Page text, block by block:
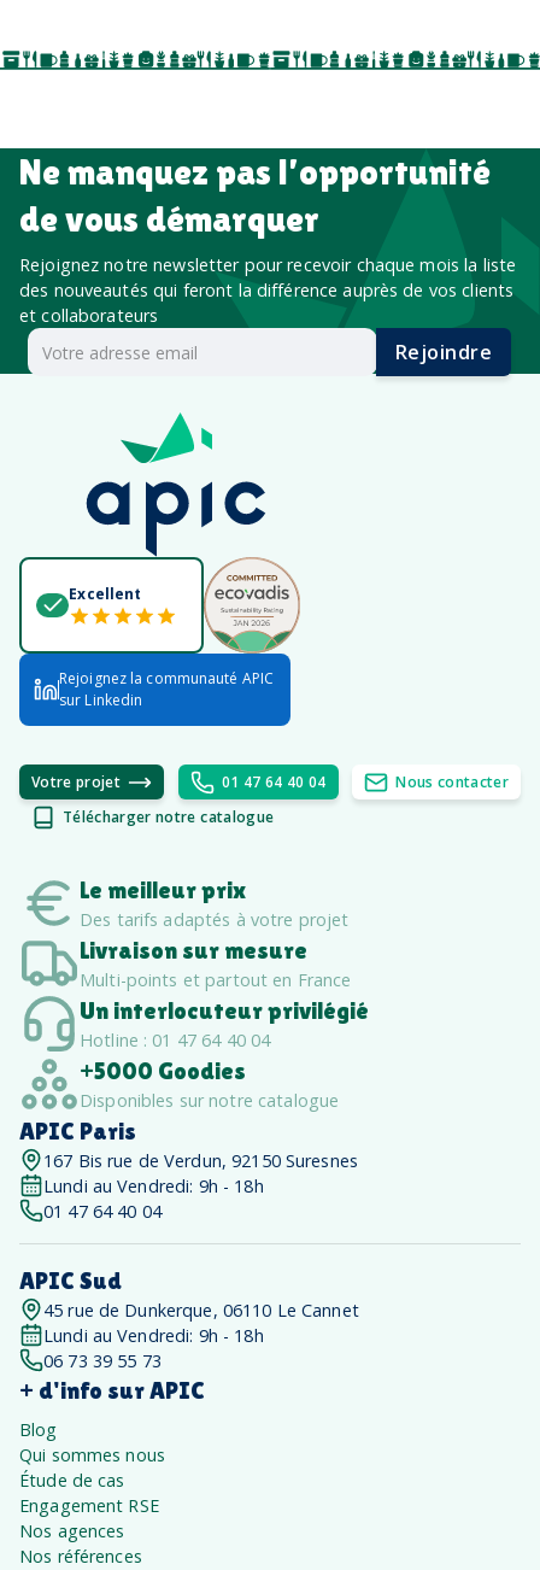
salon professionnel
Ne manquez pas l’opportunité
de vous démarquer
Rejoignez notre newsletter pour recevoir chaque mois la liste
des nouveautés qui feront la différence auprès de vos clients
et collaborateurs
Rejoindre
Excellent
Rejoignez la communauté APIC
sur Linkedin
Votre projet 01 47 64 40 04
Nous contacter
Télécharger notre catalogue
Le meilleur prix
Des tarifs adaptés à votre projet
Livraison sur mesure
Multi-points et partout en France
Un interlocuteur privilégié
Hotline : 01 47 64 40 04
+5000 Goodies
Disponibles sur notre catalogue
APIC Paris
167 Bis rue de Verdun, 92150 Suresnes
Lundi au Vendredi: 9h - 18h
01 47 64 40 04
APIC Sud
45 rue de Dunkerque, 06110 Le Cannet
Lundi au Vendredi: 9h - 18h
06 73 39 55 73
+ d'info sur APIC
Blog
Qui sommes nous
Étude de cas
Engagement RSE
Nos agences
Nos références